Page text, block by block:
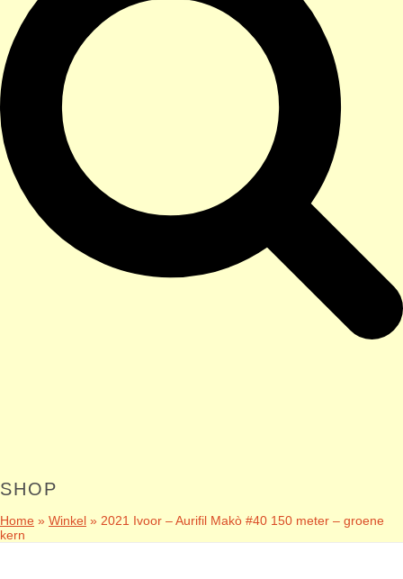
SHOP
Home » Winkel » 2021 Ivoor – Aurifil Makò #40 150 meter – groene
kern